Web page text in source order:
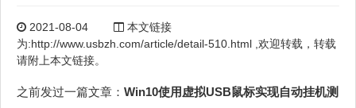
2021-08-04
本文链接
为:http://www.usbzh.com/article/detail-510.html ,欢迎转载，转载
请附上本文链接。
之前发过一篇文章： Win10使用虚拟USB鼠标实现自动挂机测